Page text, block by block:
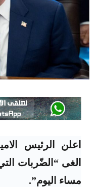
اعلن الرئيس
الغى “الضّربات
مساء اليوم”.